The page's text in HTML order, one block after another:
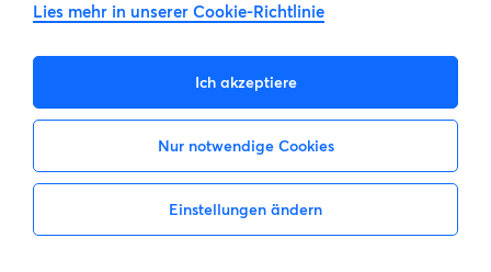
Lies mehr in unserer Cookie-Richtlinie
Ich akzeptiere
Nur notwendige Cookies
Einstellungen ändern
Nicht interessiert Interesse zeigen
E-Mail-Adresse: